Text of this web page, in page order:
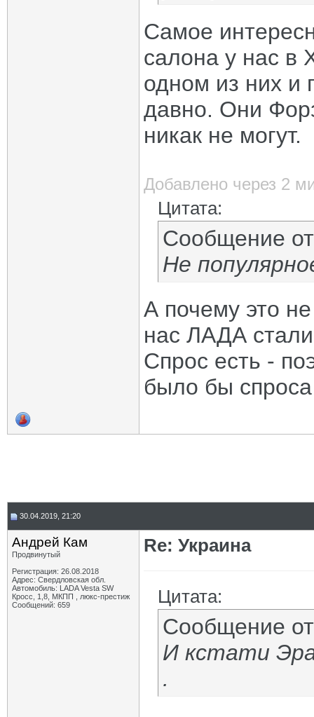
Самое
салона у нас в
одном из них и
давно. Они
никак не могут.
Добавлено через 2
Цитата:
Сообщение
Не
А почему это
нас ЛАДА
Спрос есть -
было бы
30.04.2019, 21:20
Андрей Кам
Продвинутый
Регистрация: 26.08.2018
Адрес: Свердловская обл.
Автомобиль: LADA Vesta SW
Кросс, 1,8, МКПП , люкс-престиж
Сообщений: 659
Re: Украина
Цитата:
Сообщение
И кстати
.